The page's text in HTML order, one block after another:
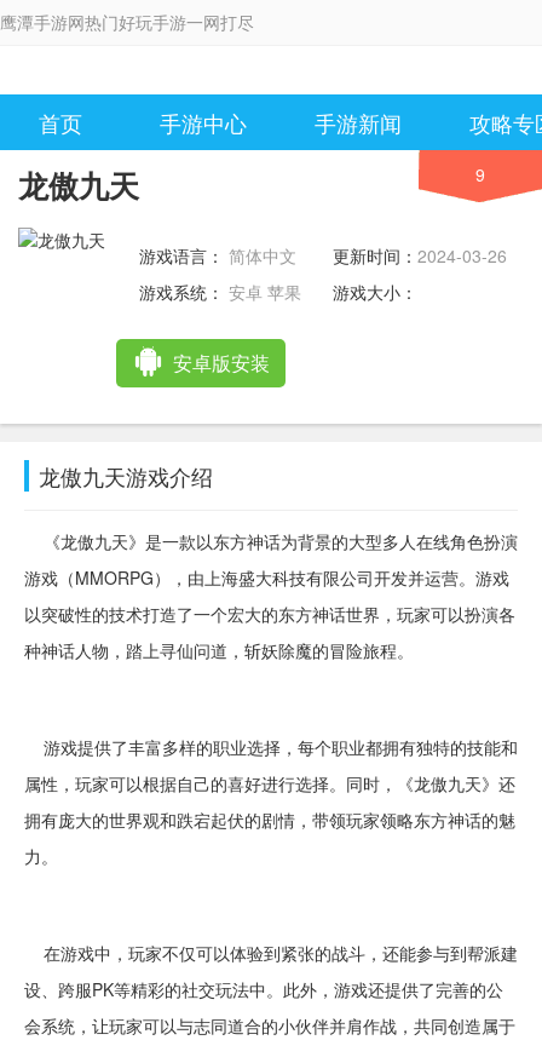
鹰潭手游网热门好玩手游一网打尽
首页 手游中心 手游新闻 攻略专
龙傲九天 9
游戏语言： 简体中文 更新时间： 2024-03-26
12:45:13
游戏系统： 安卓 苹果 游戏大小：
安卓版安装
龙傲九天游戏介绍
《龙傲九天》是一款以东方神话为背景的大型多人在线角色扮演
游戏（MMORPG），由上海盛大科技有限公司开发并运营。游戏
以突破性的技术打造了一个宏大的东方神话世界，玩家可以扮演各
种神话人物，踏上寻仙问道，斩妖除魔的冒险旅程。
游戏提供了丰富多样的职业选择，每个职业都拥有独特的技能和
属性，玩家可以根据自己的喜好进行选择。同时，《龙傲九天》还
拥有庞大的世界观和跌宕起伏的剧情，带领玩家领略东方神话的魅
力。
在游戏中，玩家不仅可以体验到紧张的战斗，还能参与到帮派建
设、跨服PK等精彩的社交玩法中。此外，游戏还提供了完善的公
会系统，让玩家可以与志同道合的小伙伴并肩作战，共同创造属于